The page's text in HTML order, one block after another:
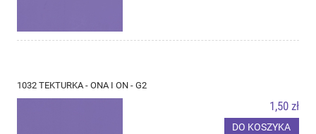
1032 TEKTURKA - ONA I ON - G2
1,50 zł
DO KOSZYKA